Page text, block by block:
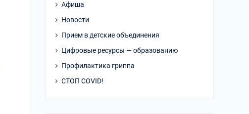
Афиша
Новости
Прием в детские объединения
Цифровые ресурсы — образованию
Профилактика гриппа
СТОП COVID!